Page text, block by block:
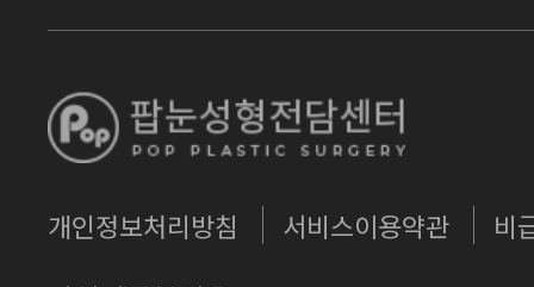
개인정보처리방침 서비스이용약관 비